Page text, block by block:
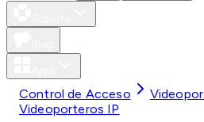
Control de Acceso
Videoporteros IP